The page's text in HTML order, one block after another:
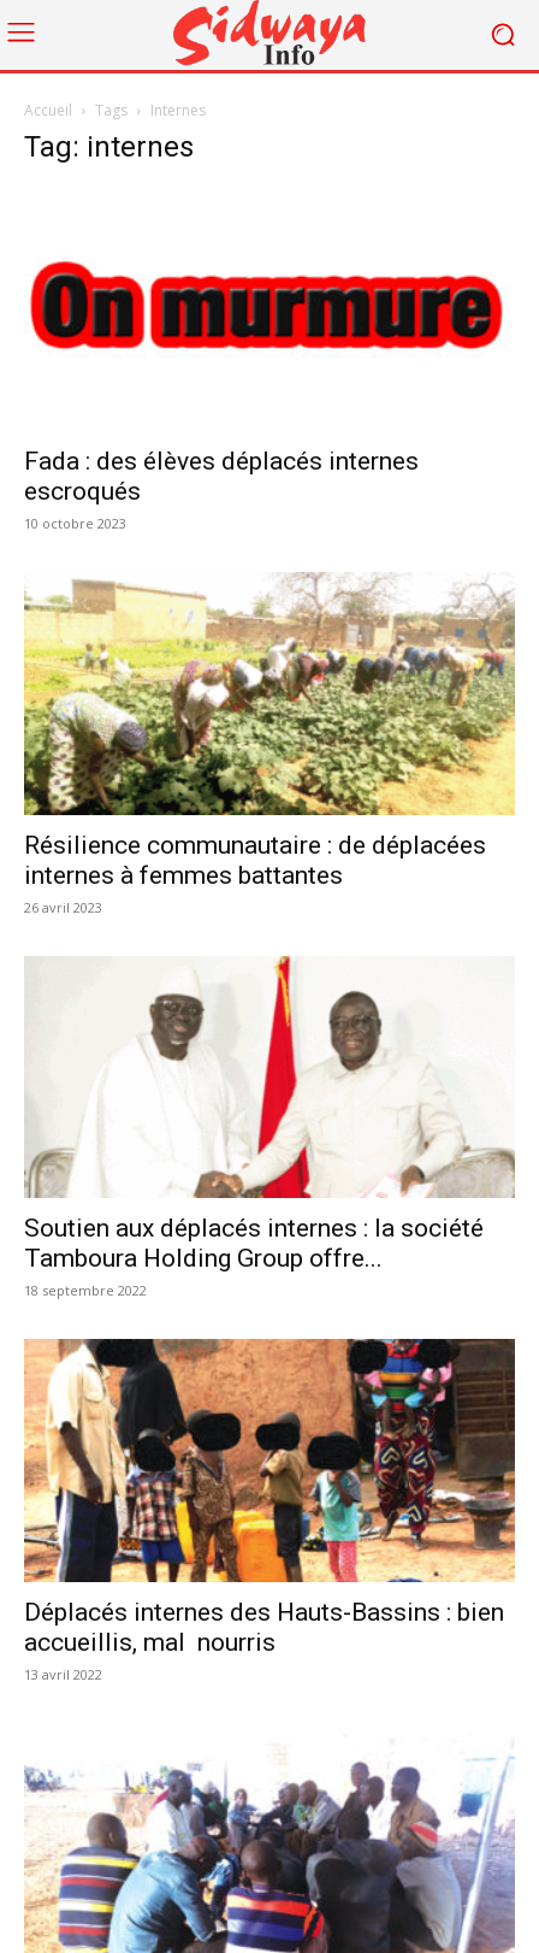
Accueil Tags Internes
Tag: internes
Fada : des élèves déplacés internes
escroqués
10 octobre 2023
Résilience communautaire : de déplacées
internes à femmes battantes
26 avril 2023
Soutien aux déplacés internes : la société
Tamboura Holding Group offre...
18 septembre 2022
Déplacés internes des Hauts-Bassins : bien
accueillis, mal nourris
13 avril 2022